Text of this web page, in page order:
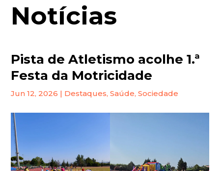
Notícias
Pista de Atletismo acolhe 1.ª
Festa da Motricidade
Jun 12, 2026 | Destaques,Saúde,Sociedade